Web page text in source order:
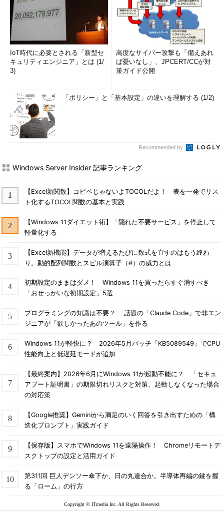
IoT時代に必要とされる「新型セ
キュリティエンジニア」とは (1/
3)
高度なサイバー攻撃も「備えあれ
ば憂いなし」、JPCERT/CCが対
策ガイド公開
「ポリシー」と「基本設定」の違いを理解する (1/2)
Recommended by
Windows Server Insider 記事ランキング
【Excel新関数】コピペじゃないよTOCOLだよ！ 表を一発でリス
ト化するTOCOL関数の基本と実践
【Windows 11ダイエット術】「隠れた不要サービス」を停止して
軽量化する
【Excel新機能】データが増えるたびに数式を直すのはもう終わ
り。動的配列関数とスピル演算子（#）の威力とは
初期設定のままはダメ！ Windows 11を買ったらすぐ消すべき
「おせっかいな初期設定」5選
プログラミングの知識は不要？ 話題の「Claude Code」で非エン
ジニアが「欲しかったあのツール」を作る
Windows 11が軽快に？ 2026年5月パッチ「KB5089549」でCPU
性能向上と低遅延モードが追加
【最終案内】2026年6月にWindows 11が起動不能に？ 「セキュ
アブート証明書」の期限切れリスクと対策、起動しなくなった場合
の対応策
【Google推奨】Geminiから満足のいく回答を引き出すための「構
造化プロンプト」実践ガイド
【保存版】スマホでWindows 11を遠隔操作！ Chromeリモートデ
スクトップの設定と活用ガイド
第311回 巨人デンソー傘下か、日の丸連合か。半導体再編の鍵を握
る「ローム」の行方
Copyright © ITmedia Inc. All Rights Reserved.